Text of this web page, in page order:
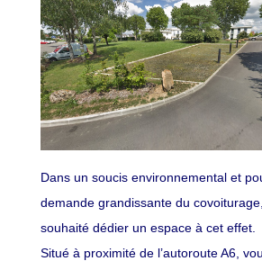
Dans un soucis environnemental et
demande grandissante du
souhaité dédier un espace à cet effet.
Situé à proximité de l’autoroute A6,